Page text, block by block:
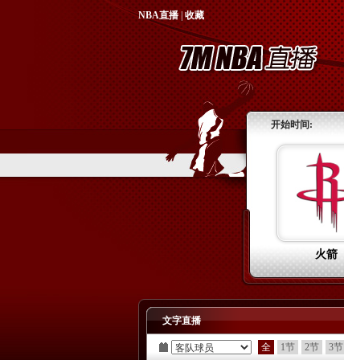
NBA直播|收藏
开始时间:
火箭
文字直播
全 1节 2节 3节